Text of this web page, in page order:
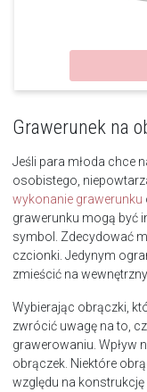
Grawerunek na
Jeśli para młoda chce
osobistego,
wykonanie grawerunku
grawerunku mogą być
symbol. Zdecydować
czcionki. Jedynym
zmieścić na
Wybierając obrączki,
zwrócić uwagę na to,
grawerowaniu. Wpływ
obrączek. Niektóre
względu na